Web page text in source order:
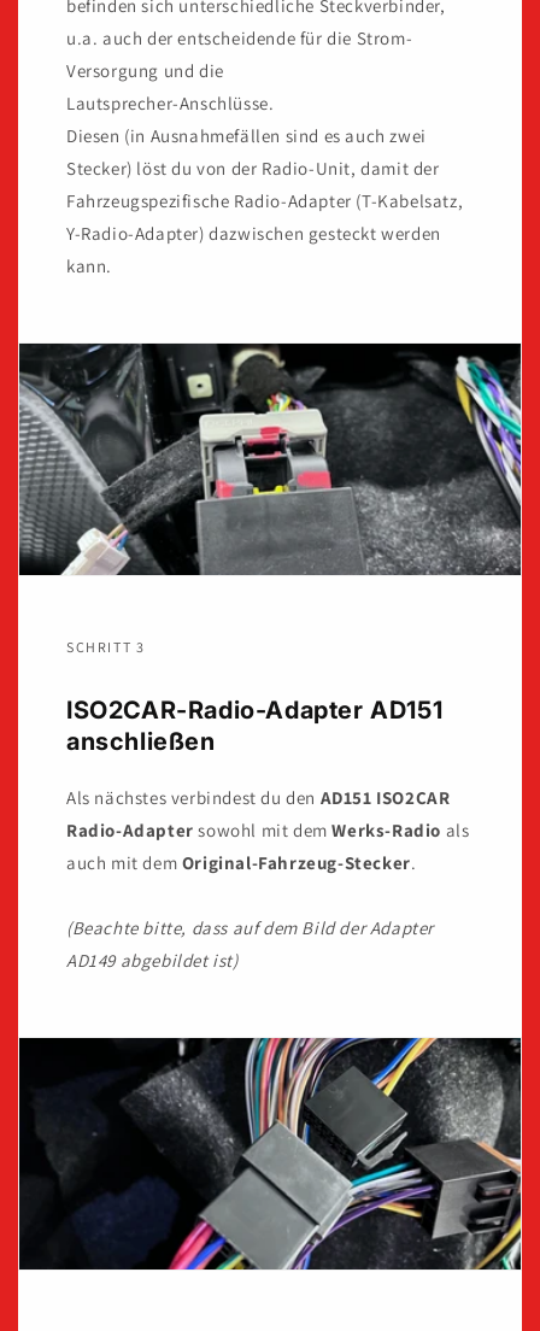
befinden sich unterschiedliche Steckverbinder,
u.a. auch der entscheidende für die Strom-
Versorgung und die
Lautsprecher-Anschlüsse.
Diesen (in Ausnahmefällen sind es auch zwei
Stecker) löst du von der Radio-Unit, damit der
Fahrzeugspezifische Radio-Adapter (T-Kabelsatz,
Y-Radio-Adapter) dazwischen gesteckt werden
kann.
SCHRITT 3
ISO2CAR-Radio-Adapter AD151
anschließen
Als nächstes verbindest du den AD151 ISO2CAR
Radio-Adapter sowohl mit demWerks-Radio als
auch mit dem Original-Fahrzeug-Stecker.
(Beachte bitte, dass auf dem Bild der Adapter
AD149 abgebildet ist)